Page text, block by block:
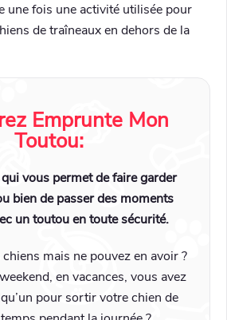
une fois une activité utilisée pour
de traîneaux en dehors de la
Emprunte Mon
Toutou:
vous permet de faire garder
bien de passer des moments
un toutou en toute sécurité.
mais ne pouvez en avoir ?
en vacances, vous avez
pour sortir votre chien de